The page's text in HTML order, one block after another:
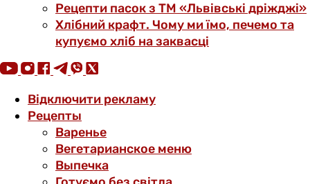
Рецепти пасок з ТМ «Львівські дріжджі»
Хлібний крафт. Чому ми їмо, печемо та
купуємо хліб на заквасці
Відключити рекламу
Рецепты
Варенье
Вегетарианское меню
Выпечка